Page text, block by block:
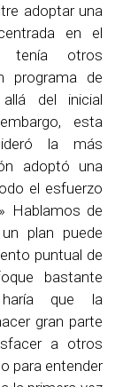
adoptar una
en el
tenía otros
programa de
del inicial
esta
la más
adoptó una
el esfuerzo
Hablamos de
plan puede
puntual de
bastante
haría que la
gran parte
a otros
para entender